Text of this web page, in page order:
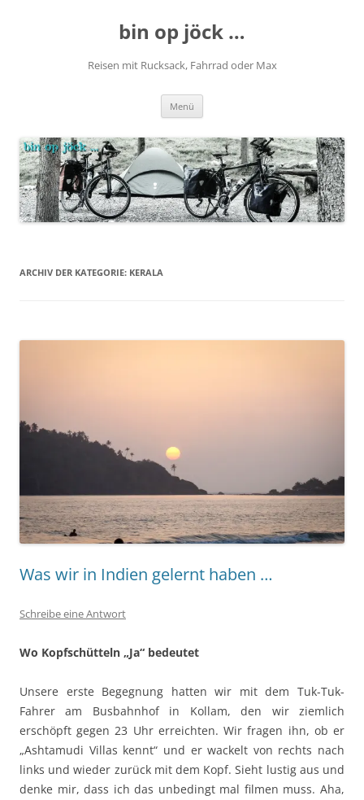
bin op jöck …
Reisen mit Rucksack, Fahrrad oder Max
Menü
ARCHIV DER KATEGORIE: KERALA
Was wir in Indien gelernt haben …
Schreibe eine Antwort
Wo Kopfschütteln „Ja“ bedeutet
Unsere erste Begegnung hatten wir mit dem Tuk-Tuk-
Fahrer am Busbahnhof in Kollam, den wir ziemlich
erschöpft gegen 23 Uhr erreichten. Wir fragen ihn, ob er
„Ashtamudi Villas kennt“ und er wackelt von rechts nach
links und wieder zurück mit dem Kopf. Sieht lustig aus und
denke mir, dass ich das unbedingt mal filmen muss. Aha,